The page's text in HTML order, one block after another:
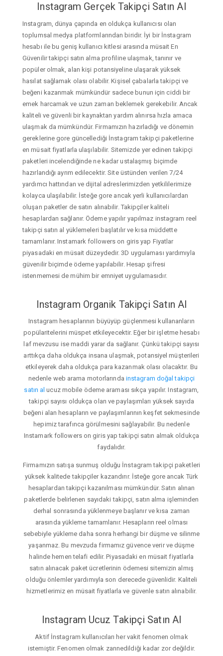
Instagram Gerçek Takipçi Satın Al
Instagram, dünya çapında en oldukça kullanıcısı olan
toplumsal medya platformlarından biridir. İyi bir İnstagram
hesabı ile bu geniş kullanıcı kitlesi arasında müsait En
Güvenilir takipçi satın alma profiline ulaşmak, tanınır ve
popüler olmak, alan kişi potansiyeline ulaşarak yüksek
hasılat sağlamak olası olabilir. Kişisel çabalarla takipçi ve
beğeni kazanmak mümkündür sadece bunun için ciddi bir
emek harcamak ve uzun zaman beklemek gerekebilir. Ancak
kaliteli ve güvenli bir kaynaktan yardım alınırsa hızla amaca
ulaşmak da mümkündür. Firmamızın hazırladığı ve dönemin
gereklerine gore güncellediği İnstagram takipçi paketlerine
en müsait fiyatlarla ulaşılabilir. Sitemizde yer edinen takipçi
paketleri incelendiğinde ne kadar ustalaşmış biçimde
hazırlandığı ayrım edilecektir. Site üstünden verilen 7/24
yardımcı hattından ve dijital adreslerimizden yetkililerimize
kolayca ulaşılabilir. İsteğe gore ancak yerli kullanıcılardan
oluşan paketler de satın alınabilir. Takipçiler kaliteli
hesaplardan sağlanır. Ödeme yapılır yapılmaz instagram reel
takipçi satın al yüklemeleri başlatılır ve kısa müddette
tamamlanır. Instamark followers on giris yap Fiyatlar
piyasadaki en müsait düzeydedir. 3D uygulaması yardımıyla
güvenilir biçimde ödeme yapılabilir. Hesap şifresi
istenmemesi de mühim bir emniyet uygulamasıdır.
Instagram Organik Takipçi Satın Al
Instagram hesaplarının büyüyüp güçlenmesi kullananların
popülaritelerini müspet etkileyecektir. Eğer bir işletme hesabı
laf mevzusu ise maddi yarar da sağlanır. Çünkü takipçi sayısı
arttıkça daha oldukça insana ulaşmak, potansiyel müşterileri
etkileyerek daha oldukça para kazanmak olası olacaktır. Bu
nedenle web arama motorlarında instagram doğal takipçi
satın al ucuz mobile ödeme araması sıkça yapılır. Instagram,
takipçi sayısı oldukça olan ve paylaşımları yüksek sayıda
beğeni alan hesapların ve paylaşımlarının keşfet sekmesinde
hepimiz tarafınca görülmesini sağlayabilir. Bu nedenle
Instamark followers on giris yap takipçi satın almak oldukça
faydalıdır.
Firmamızın satışa sunmuş olduğu İnstagram takipçi paketleri
yüksek kalitede takipçiler kazandırır. İsteğe gore ancak Türk
hesaplardan takipçi kazanılması mümkündür. Satın alınan
paketlerde belirlenen sayıdaki takipçi, satın alma işleminden
derhal sonrasında yüklenmeye başlanır ve kısa zaman
arasında yükleme tamamlanır. Hesapların reel olması
sebebiyle yükleme daha sonra herhangi bir düşme ve silinme
yaşanmaz. Bu mevzuda firmamız güvence verir ve düşme
halinde hemen telafi edilir. Piyasadaki en müsait fiyatlarla
satın alınacak paket ücretlerinin ödemesi sitemizin almış
olduğu önlemler yardımıyla son derecede güvenlidir. Kaliteli
hizmetlerimiz en müsait fiyatlarla ve güvenle satın alınabilir.
Instagram Ucuz Takipçi Satın Al
Aktif İnstagram kullanıcıları her vakit fenomen olmak
istemiştir. Fenomen olmak zannedildiği kadar zor değildir.